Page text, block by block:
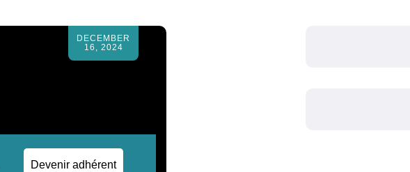
Devenir adhérent
DECEMBER
16, 2024